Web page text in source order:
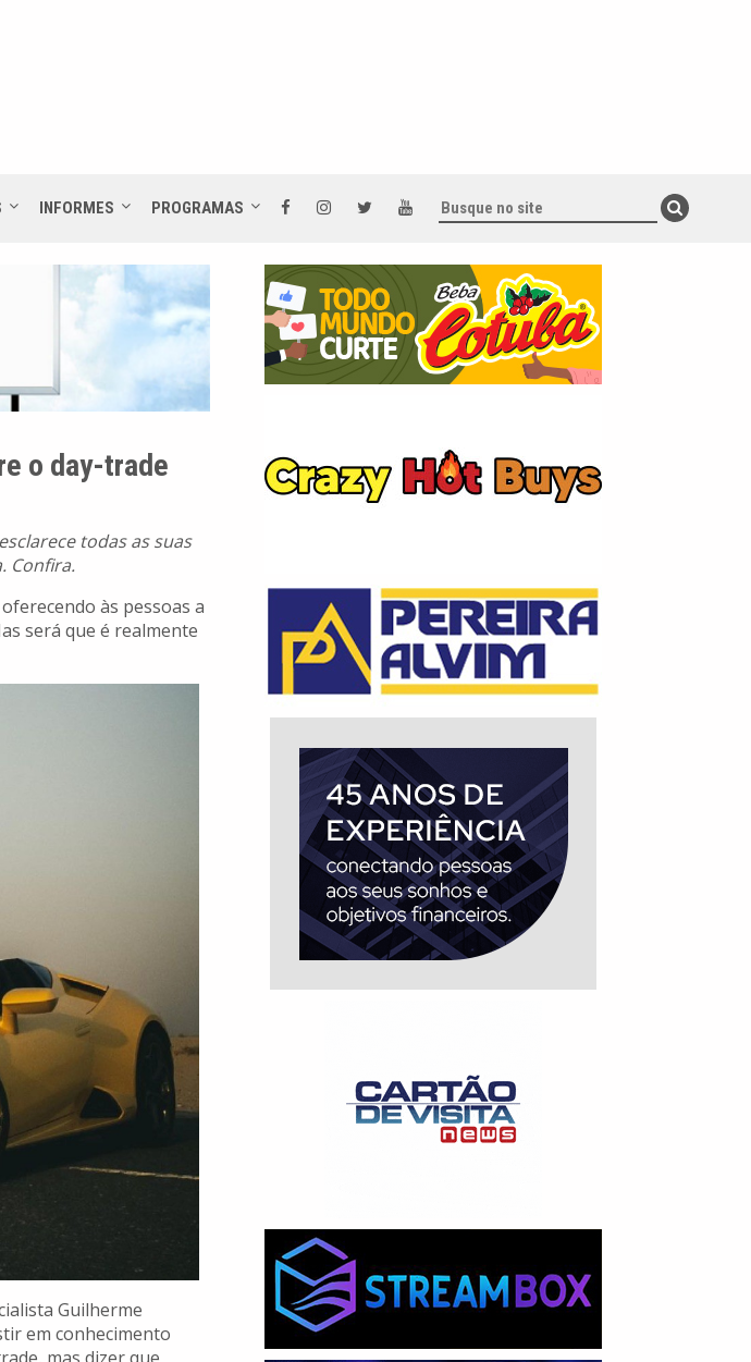
INFORMES PROGRAMAS
o day-trade
todas as suas
Confira.
às pessoas a
será que é realmente
Guilherme
em conhecimento